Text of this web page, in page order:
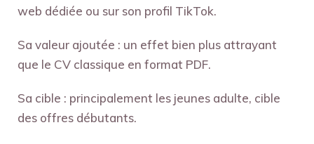
web dédiée ou sur son profil TikTok.
Sa valeur ajoutée : un effet bien plus attrayant
que le CV classique en format PDF.
Sa cible : principalement les jeunes adulte, cible
des offres débutants.